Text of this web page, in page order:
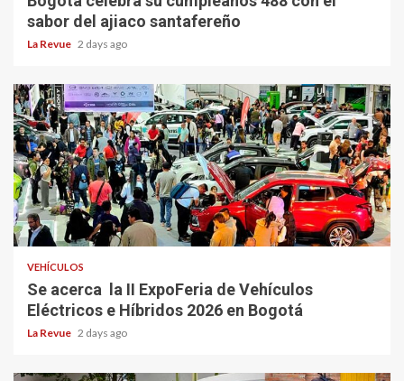
sabor del ajiaco santafereño
La Revue 2 days ago
VEHÍCULOS
Se acerca la II ExpoFeria de Vehículos
Eléctricos e Híbridos 2026 en Bogotá
La Revue 2 days ago